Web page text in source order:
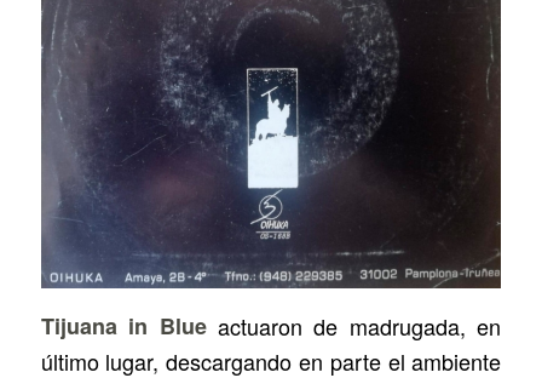
Tijuana in Blueactuaron de madrugada, en
último lugar, descargando en parte el ambiente